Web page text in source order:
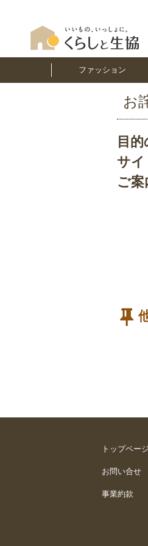
ファッション
お
目
サ
ご案
トップページ
お問い合せ
事業約款